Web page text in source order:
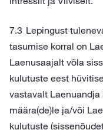
Lepingust
tasumise korral on
Laenusaajalt võla
kulutuste eest
vastavalt
määra(de)le ja/või
kulutuste